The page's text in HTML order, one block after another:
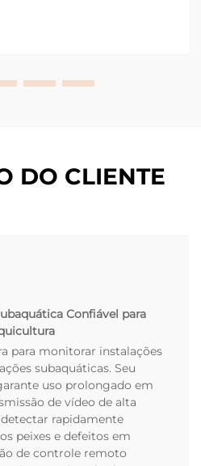
sob a superfície que
DO CLIENTE
Confiável para
para monitorar instalações
subaquáticas. Seu
uso prolongado em
de vídeo de alta
rapidamente
peixes e defeitos em
de controle remoto